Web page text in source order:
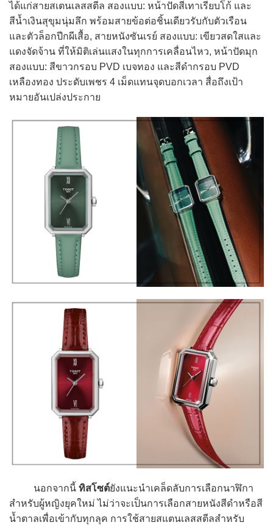
ได้แก่สายสเตนเลสสตีล สองแบบ: หน้าปัดสีเทาเรียบโก้ และ
สีน้ำเงินสุขุมนุ่มลึก พร้อมสายข้อต่อชิ้นเดียวรับกับตัวเรือน
และตัวล็อกปีกผีเสื้อ, สายหนังซันเรย์ สองแบบ: เขียวสดใสและ
แดงจัดจ้าน ที่ให้มิติเล่นแสงในทุกการเคลื่อนไหว, หน้าปัดมุก
สองแบบ: สีขาวกรอบ PVD เบจทอง และสีดำกรอบ PVD
เหลืองทอง ประดับเพชร 4 เม็ดแทนจุดบอกเวลา สื่อถึงเป้า
หมายอันเปล่งประกาย
นอกจากนี้ ทิสโซต์ยังแนะนำเคล็ดลับการเลือกนาฬิกา
สำหรับผู้หญิงยุคใหม่ ไม่ว่าจะเป็นการเลือกสายหนังสีดำหรือสี
น้ำตาลเพื่อเข้ากับทุกลุค การใช้สายสแตนเลสสตีลสำหรับ